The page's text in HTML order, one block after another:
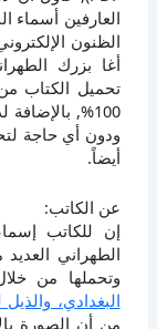
العارفين أسماء
الظنون
أغا بزرك
تحميل الكتاب
100%,
ودون أي حاجة
أيضاً.
عن الكاتب:
إن للكاتب
الطهراني
وتحملها من
البغدادي،
من أن الصورة